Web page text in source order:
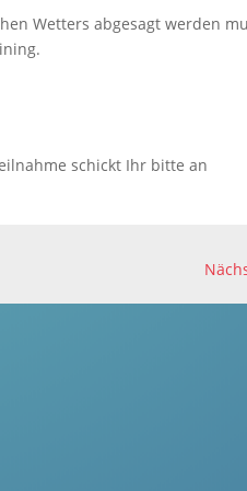
Wetters abgesagt werden
schickt Ihr bitte an